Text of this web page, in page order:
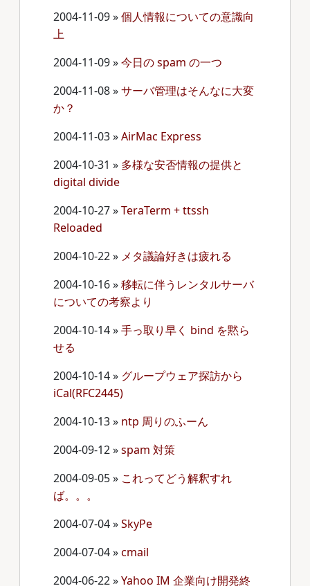
2004-11-09»個人情報についての意識向
上
2004-11-09»今日の spam の一つ
2004-11-08»サーバ管理はそんなに大変
か？
2004-11-03»AirMac Express
2004-10-31 » 多様な安否情報の提供と
digital divide
2004-10-27»TeraTerm + ttssh
Reloaded
2004-10-22» メタ議論好きは疲れる
2004-10-16»移転に伴うレンタルサーバ
についての考察より
2004-10-14»手っ取り早く bind を黙ら
せる
2004-10-14» グループウェア探訪から
iCal(RFC2445)
2004-10-13» ntp 周りのふーん
2004-09-12»spam 対策
2004-09-05» これってどう解釈すれ
ば。。。
2004-07-04»SkyPe
2004-07-04»cmail
2004-06-22»Yahoo IM 企業向け開発終